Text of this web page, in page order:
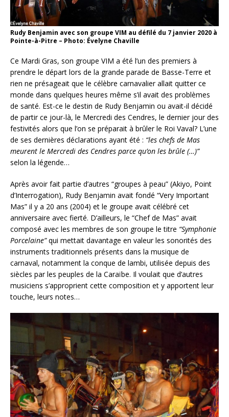
Rudy Benjamin avec son groupe VIM au défilé du 7 janvier 2020 à
Pointe-à-Pitre – Photo: Évelyne Chaville
Ce Mardi Gras, son groupe VIM a été l’un des premiers à
prendre le départ lors de la grande parade de Basse-Terre et
rien ne présageait que le célèbre carnavalier allait quitter ce
monde dans quelques heures même s’il avait des problèmes
de santé. Est-ce le destin de Rudy Benjamin ou avait-il décidé
de partir ce jour-là, le Mercredi des Cendres, le dernier jour des
festivités alors que l’on se préparait à brûler le Roi Vaval? L’une
de ses dernières déclarations ayant été : “les chefs de Mas
meurent le Mercredi des Cendres parce qu’on les brûle (…)”
selon la légende…
Après avoir fait partie d’autres “groupes à peau” (Akiyo, Point
d’Interrogation), Rudy Benjamin avait fondé “Very Important
Mas” il y a 20 ans (2004) et le groupe avait célébré cet
anniversaire avec fierté. D’ailleurs, le “Chef de Mas” avait
composé avec les membres de son groupe le titre “Symphonie
Porcelaine”qui mettait davantage en valeur les sonorités des
instruments traditionnels présents dans la musique de
carnaval, notamment la conque de lambi, utilisée depuis des
siècles par les peuples de la Caraïbe. Il voulait que d’autres
musiciens s’approprient cette composition et y apportent leur
touche, leurs notes…